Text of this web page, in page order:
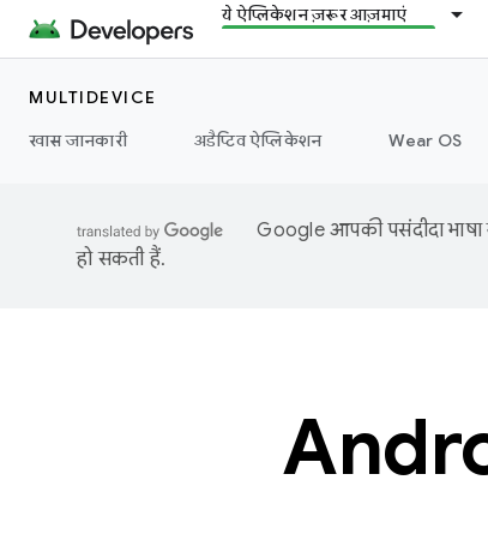
ये ऐप्लिकेशन ज़रूर आज़माएं
MULTIDEVICE
खास जानकारी
अडैप्टिव ऐप्लिकेशन Wear OS
Google आपकी पसंदीदा
हो सकती हैं.